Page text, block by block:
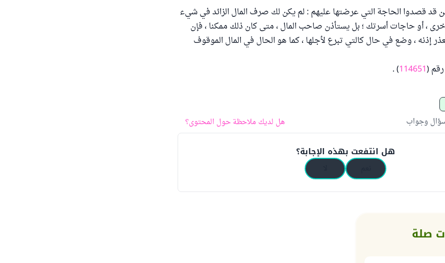
قد قصدوا الحاجة التي عرضتها عليهم : لم يكن لك صرف المال الزائد في شيء
، أو حاجات أسرتك ؛ بل يستأذن صاحب المال ، متى كان ذلك ممكنا ، فإن
إذنه ، وضع في حال كالتي تبرع لأجلها ، كما هو الحال في المال الموقوف
(
114651
) .
وجواب هل لديك ملاحظة حول المحتوى؟
هل انتفعت بهذه الإجابة؟
صلة